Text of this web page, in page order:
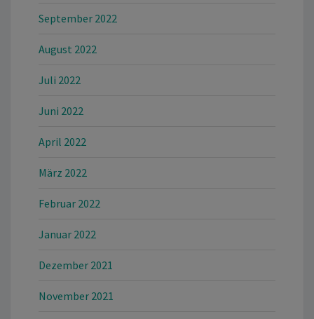
September 2022
August 2022
Juli 2022
Juni 2022
April 2022
März 2022
Februar 2022
Januar 2022
Dezember 2021
November 2021